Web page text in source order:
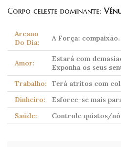
Corpo celeste dominante:
Arcano
Do Dia:
A Força: compaixão.
Amor:
Estará com
Exponha os seus
Trabalho:
Terá atritos com
Dinheiro:
Esforce-se mais
Saúde:
Controle quistos/